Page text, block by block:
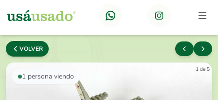
VOLVER
1 persona viendo
1 de 5